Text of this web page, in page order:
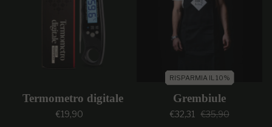
Termometro digitale
Prezzo regolare
€19,90
RISPARMIA IL 10%
Grembiule
Prezzo di
€32,31 Prezzo
€35,90